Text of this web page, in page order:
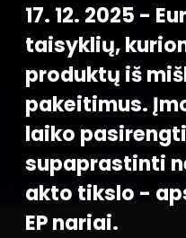
17. 12. 2025 -
taisyklių,
produktų iš
pakeitimus.
laiko
supaprastinti
akto tikslo -
EP nariai.